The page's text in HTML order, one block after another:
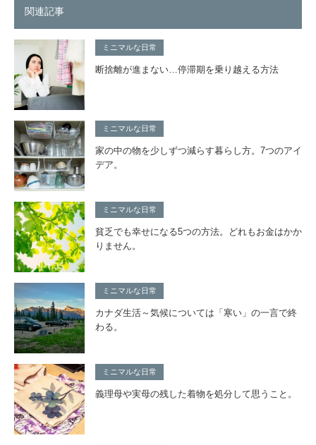
関連記事
ミニマルな日常
断捨離が進まない…停滞期を乗り越える方法
ミニマルな日常
家の中の物を少しずつ減らす暮らし方。7つのアイ
デア。
ミニマルな日常
貧乏でも幸せになる5つの方法。どれもお金はかか
りません。
ミニマルな日常
カナダ生活～気候については「寒い」の一言で終
わる。
ミニマルな日常
義理母や実母の残した着物を処分して思うこと。